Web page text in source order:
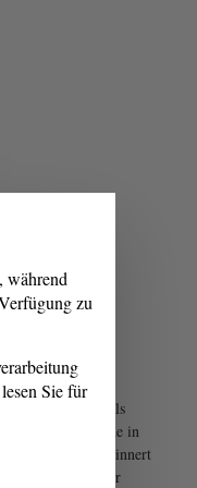
Stiehl erlebte als
das Kriegsende in
(Elbe). Er erinnert
den Einmarsch der
während
zu
Sie für